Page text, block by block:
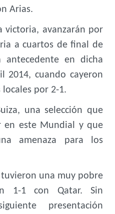
Arias.
victoria, avanzarán por
a cuartos de final de
en dicha
2014, cuando cayeron
por 2-1.
una selección que
en este Mundial y que
amenaza para los
una muy pobre
1-1 con Qatar. Sin
presentación